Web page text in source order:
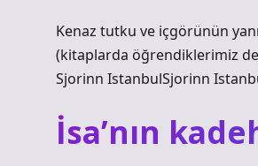
Kenaz tutku ve içgörünün
(kitaplarda öğrendiklerimiz
Sjorinn IstanbulSjorinn
İsa’nın